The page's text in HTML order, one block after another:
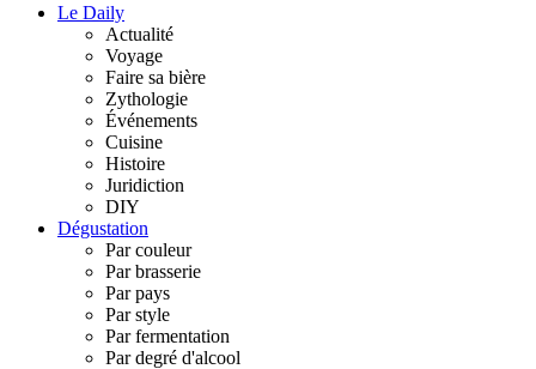
Le Daily
Actualité
Voyage
Faire sa bière
Zythologie
Événements
Cuisine
Histoire
Juridiction
DIY
Dégustation
Par couleur
Par brasserie
Par pays
Par style
Par fermentation
Par degré d'alcool